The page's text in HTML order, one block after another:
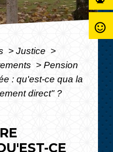
> Justice >
> Pension
: qu'est-ce qua la
direct" ?
CE
sentiment_satisfied_alt